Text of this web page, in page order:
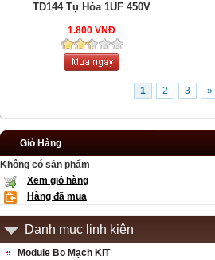
TD144 Tụ Hóa 1UF 450V
1.800 VNĐ
1 2 3 »
Giỏ Hàng
Không có sản phẩm
Xem giỏ hàng
Hàng đã mua
Danh mục linh kiện
Module Bo Mạch KIT